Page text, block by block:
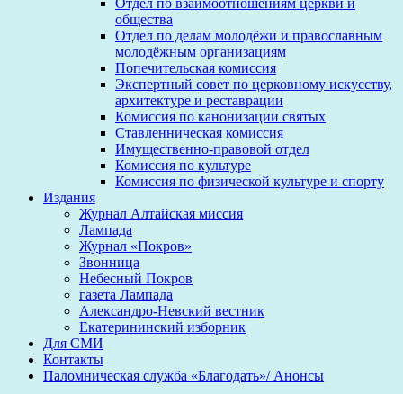
Отдел по взаимоотношениям церкви и
общества
Отдел по делам молодёжи и православным
молодёжным организациям
Попечительская комиссия
Экспертный совет по церковному искусству,
архитектуре и реставрации
Комиссия по канонизации святых
Ставленническая комиссия
Имущественно-правовой отдел
Комиссия по культуре
Комиссия по физической культуре и спорту
Издания
Журнал Алтайская миссия
Лампада
Журнал «Покров»
Звонница
Небесный Покров
газета Лампада
Александро-Невский вестник
Екатерининский изборник
Для СМИ
Контакты
Паломническая служба «Благодать»/ Анонсы